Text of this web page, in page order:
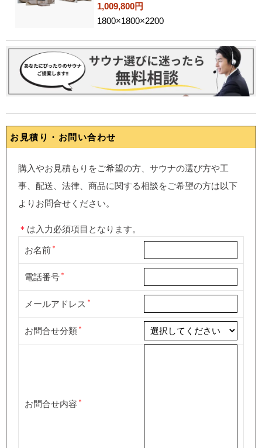
1,009,800円
1800×1800×2200
お見積り・お問い合わせ
購入やお見積もりをご希望の方、サウナの選び方や工
事、配送、法律、商品に関する相談をご希望の方は以下
よりお問合せください。
＊ は入力必須項目となります。
お名前
電話番号
メールアドレス
お問合せ分類
お問合せ内容